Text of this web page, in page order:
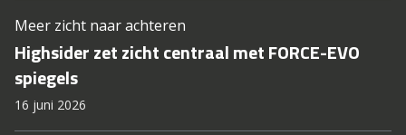
Meer zicht naar achteren
Highsider zet zicht centraal met FORCE-EVO
spiegels
16 juni 2026